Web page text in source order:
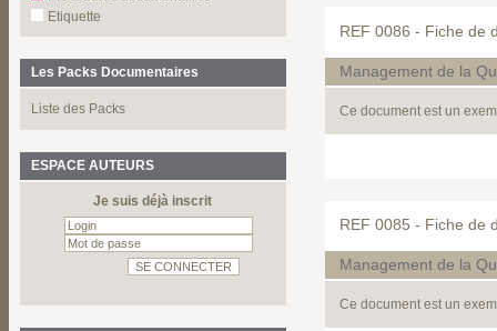
Etiquette
Les Packs Documentaires
Liste des Packs
ESPACE AUTEURS
Je suis déjà inscrit
REF 0086 - Fiche de
Management de la
Ce document est un
REF 0085 - Fiche de
Management de la
Ce document est un